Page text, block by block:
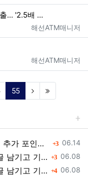
… '2.5배 …
등록자
해선ATM매니저
등록자
해선ATM매니저
55(current)
등록일
06.14
트 쏩니다!! 3댓글
등록일
06.08
프티콘 받자! 3댓글
등록일
06.08
프티콘 받자! 4댓글